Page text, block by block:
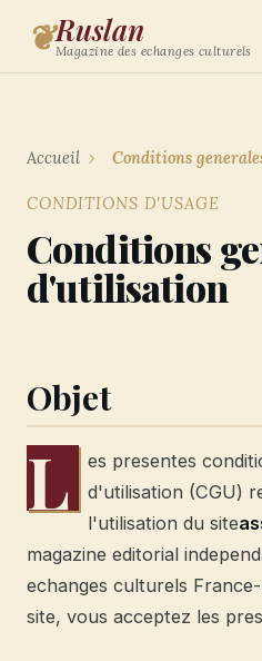
❦Ruslan
Magazine des echanges culturels
Accueil › Conditions
CONDITIONS D'USAGE
Conditions
d'utilisation
Objet
L
es presentes
d'utilisation (CGU)
l'utilisation du site
magazine editorial
echanges culturels
site, vous acceptez les